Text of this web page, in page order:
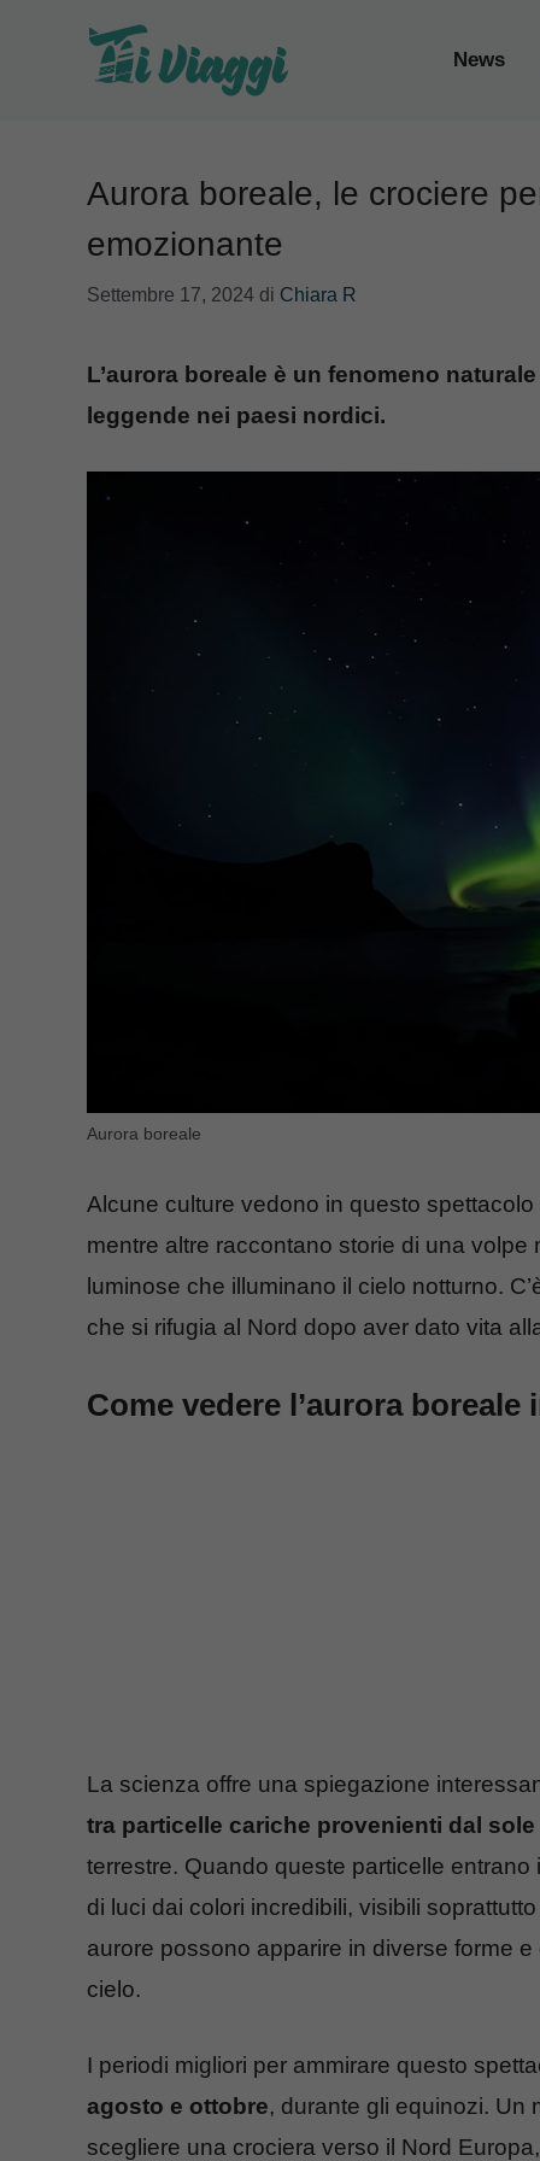
News
Aurora boreale, le crociere
emozionante
Settembre 17, 2024 di Chiara R
L’aurora boreale è un fenomeno
leggende nei paesi nordici.
Aurora boreale
Alcune culture vedono in questo
mentre altre raccontano storie di una
luminose che illuminano il cielo notturno.
che si rifugia al Nord dopo aver dato vita
Come vedere l’aurora boreale
La scienza offre una spiegazione
tra particelle cariche provenienti dal
terrestre. Quando queste particelle
di luci dai colori incredibili, visibili
aurore possono apparire in diverse forme
cielo.
I periodi migliori per ammirare questo
agosto e ottobre, durante gli equinozi. Un
scegliere una crociera verso il Nord